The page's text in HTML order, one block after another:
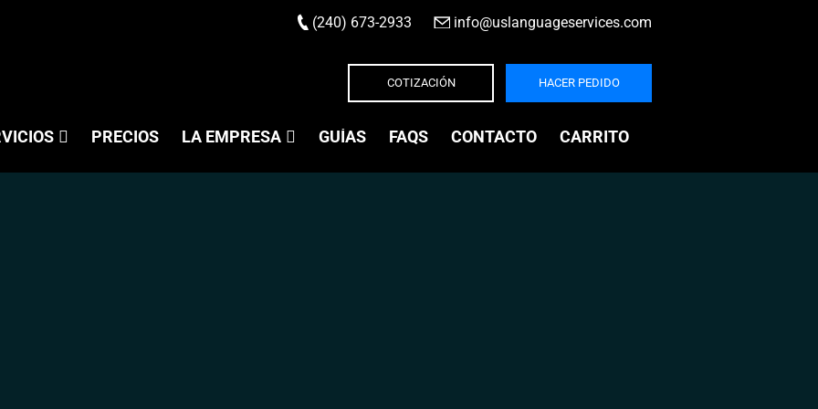
(240) 673-2933 info@uslanguageservices.com
COTIZACIÓN HACER PEDIDO
PRECIOS LA EMPRESA GUÍAS FAQS CONTACTO CARRITO